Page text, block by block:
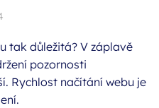
tak důležitá? V záplavě
pozornosti
Rychlost načítání webu je